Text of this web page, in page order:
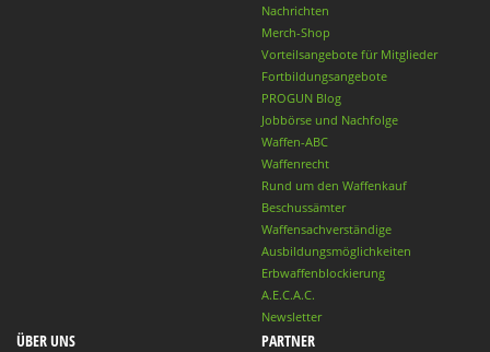
Nachrichten
Merch-Shop
Vorteilsangebote für Mitglieder
Fortbildungsangebote
PROGUN Blog
Jobbörse und Nachfolge
Waffen-ABC
Waffenrecht
Rund um den Waffenkauf
Beschussämter
Waffensachverständige
Ausbildungsmöglichkeiten
Erbwaffenblockierung
A.E.C.A.C.
Newsletter
ÜBER UNS PARTNER